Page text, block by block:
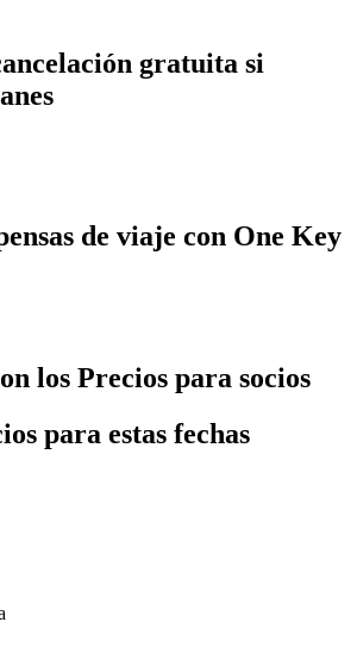
gratuita si
de viaje con One Key
los Precios para socios
para estas fechas